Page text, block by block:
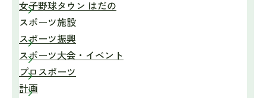
女子野球タウン はだの
スポーツ施設
スポーツ振興
スポーツ大会・イベント
プロスポーツ
計画